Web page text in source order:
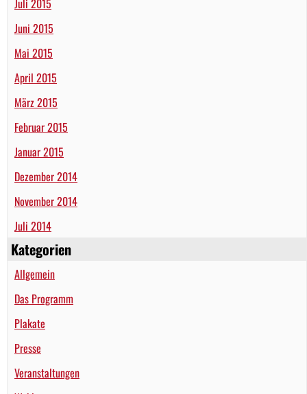
Juli 2015
Juni 2015
Mai 2015
April 2015
März 2015
Februar 2015
Januar 2015
Dezember 2014
November 2014
Juli 2014
Kategorien
Allgemein
Das Programm
Plakate
Presse
Veranstaltungen